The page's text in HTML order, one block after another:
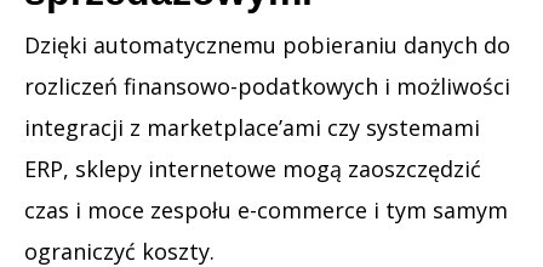
Dzięki automatycznemu pobieraniu danych do
rozliczeń finansowo-podatkowych i możliwości
integracji z marketplace’ami czy systemami
ERP, sklepy internetowe mogą zaoszczędzić
czas i moce zespołu e-commerce i tym samym
ograniczyć koszty.